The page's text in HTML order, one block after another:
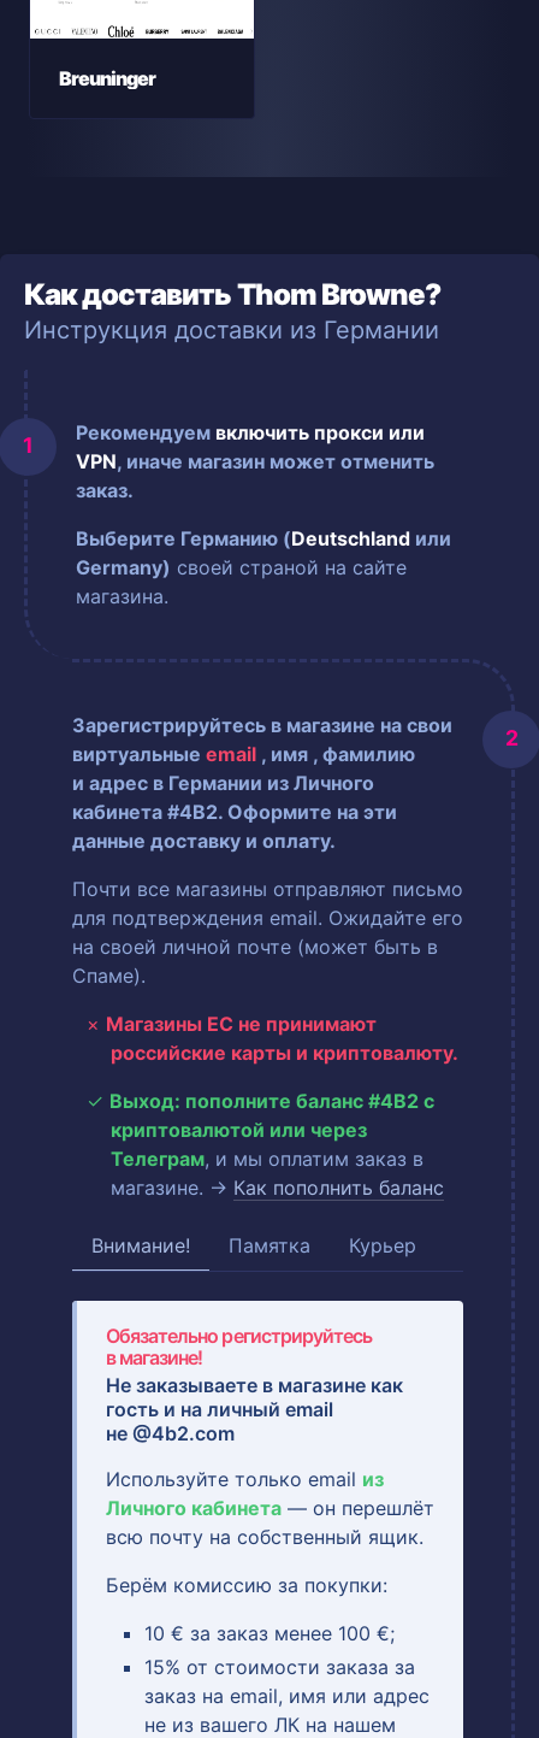
Breuninger
Как доставить Thom Browne?
Инструкция доставки из Германии
Рекомендуем включить прокси или
VPN, иначе магазин может отменить
заказ.
Выберите Германию (Deutschland или
Germany) своей страной на сайте
магазина.
Зарегистрируйтесь в магазине на свои
виртуальные email , имя , фамилию
и адрес в Германии из Личного
кабинета #4B2. Оформите на эти
данные доставку и оплату.
Почти все магазины отправляют письмо
для подтверждения email. Ожидайте его
на своей личной почте (может быть в
Спаме).
Магазины ЕС не принимают
российские карты и криптовалюту.
Выход: пополните баланс #4B2 с
криптовалютой или через
Телеграм, и мы оплатим заказ в
магазине. → Как пополнить баланс
Внимание! Памятка Курьер
Обязательно регистрируйтесь
в магазине!
Не заказываете в магазине как
гость и на личный email
не @4b2.com
Используйте только email из
Личного кабинета — он перешлёт
всю почту на собственный ящик.
Берём комиссию за покупки:
10 € за заказ менее 100 €;
15% от стоимости заказа за
заказ на email, имя или адрес
не из вашего ЛК на нашем